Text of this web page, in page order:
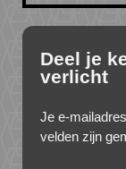
Deel je
verlicht
Je e-
velden zijn